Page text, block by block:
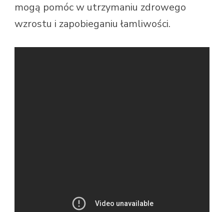
mogą pomóc w utrzymaniu zdrowego
wzrostu i zapobieganiu łamliwości.